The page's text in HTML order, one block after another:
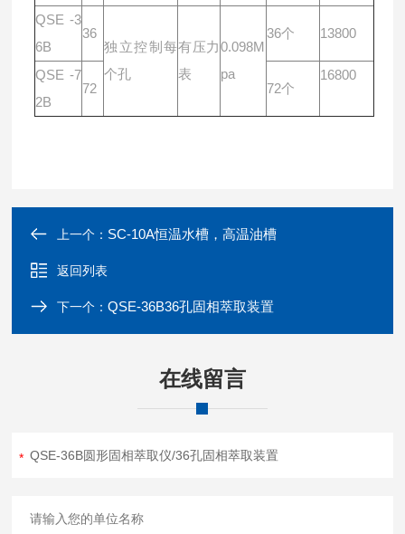
QSE -3
6B
36
独立控制每
个孔
有压力
表
0.098M
pa
36个 13800
QSE -7
2B
72 72个
16800
上一个： SC-10A恒温水槽，高温油槽
返回列表
下一个：QSE-36B36孔固相萃取装置
在线留言